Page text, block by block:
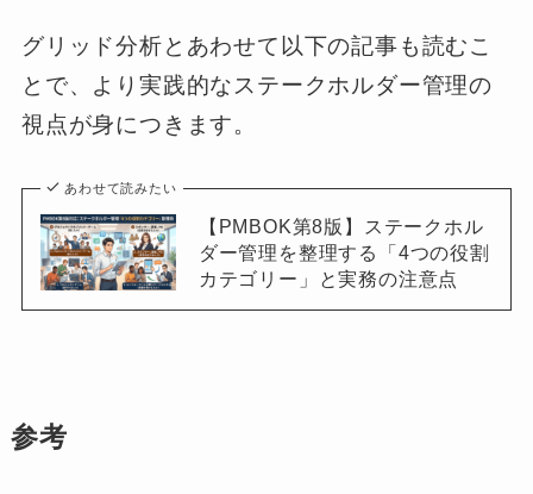
グリッド分析とあわせて以下の記事も読むこ
とで、より実践的なステークホルダー管理の
視点が身につきます。
あわせて読みたい
【PMBOK第8版】ステークホル
ダー管理を整理する「4つの役割
カテゴリー」と実務の注意点
参考